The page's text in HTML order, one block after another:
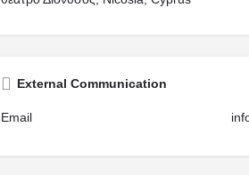
External Communication
Email